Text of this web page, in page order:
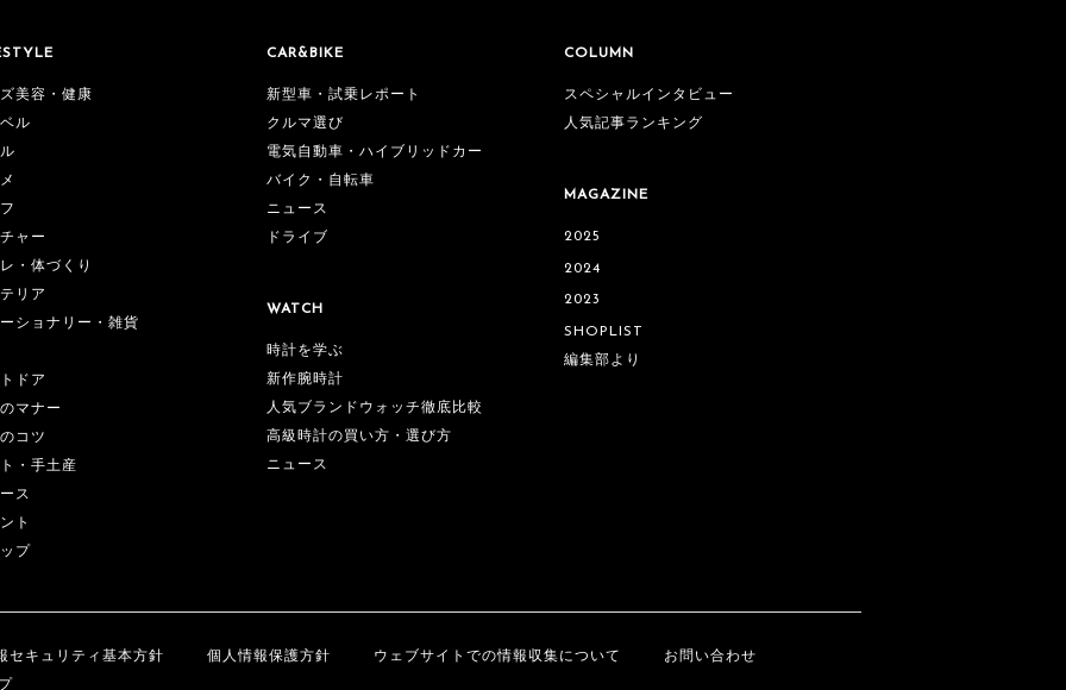
美容・健康
ル
ャー
・体づくり
リア
ショナリー・雑貨
ドア
マナー
コツ
・手土産
ス
ト
プ
CAR&BIKE
新型車・試乗レポート
クルマ選び
電気自動車・ハイブリッドカー
バイク・自転車
ニュース
ドライブ
WATCH
時計を学ぶ
新作腕時計
人気ブランドウォッチ徹底比較
高級時計の買い方・選び方
ニュース
COLUMN
スペシャルインタビュー
人気記事ランキング
MAGAZINE
2025
2024
2023
SHOPLIST
編集部より
セキュリティ基本方針 個人情報保護方針 ウェブサイトでの情報収集について
お問い合わせ